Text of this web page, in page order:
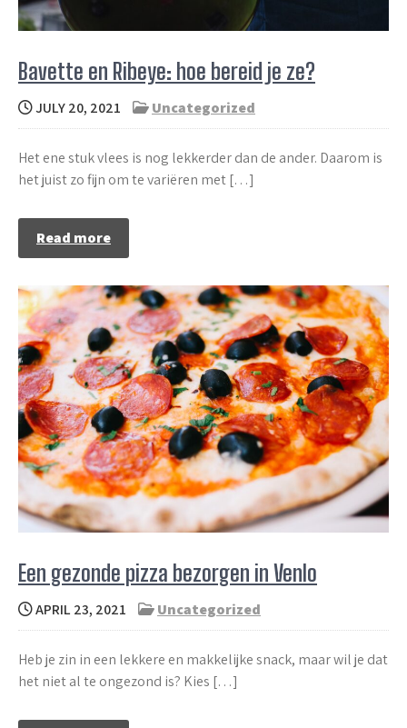
Bavette en Ribeye: hoe bereid je ze?
JULY 20, 2021 Uncategorized
Het ene stuk vlees is nog lekkerder dan de ander. Daarom is
het juist zo fijn om te variëren met […]
Read more
Een gezonde pizza bezorgen in Venlo
APRIL 23, 2021 Uncategorized
Heb je zin in een lekkere en makkelijke snack, maar wil je dat
het niet al te ongezond is? Kies […]